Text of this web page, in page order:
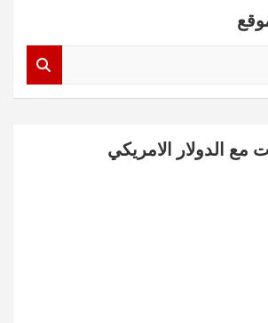
مع الدولار الامريكي